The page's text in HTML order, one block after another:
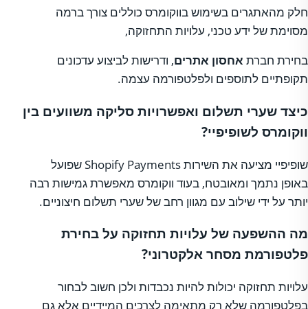
חלק מהאתגרים בשימוש בווקומרס כוללים צורך ברמה
מסוימת של ידע טכני, עלויות התחזוקה,
בחירת חברת אחסון אתרים, ודרישות לביצוע עדכונים
תקופתיים לתוספים ולפלטפורמה עצמה.
כיצד שערי תשלום ואפשרויות סליקה משוועים בין
ווקומרס לשופיפיי?
שופיפיי מציעה את השירות Shopify Payments שפועל
באופן נתמך ומאובטח, בעוד ווקומרס מאפשרת גמישות רבה
יותר על ידי שילוב עם מגוון רחב של שערי תשלום חיצוניים.
מה ההשפעה של עלויות תחזוקה על בחירת
פלטפורמת מסחר אלקטרוני?
עלויות תחזוקה יכולות להיות נכבדות ולכן חשוב לבחור
בפלטפורמה שלא רק מתאימה לצרכים המיידיים אלא גם